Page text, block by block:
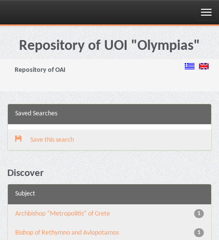
Skip
navigationRepository of UOI "Olympias"
Repository of OAI
Saved Searches
Save this search
Discover
Subject
1
Archbishop “Metropolitis” of Crete
1
Bishop of Rethymno and Avlopotamos